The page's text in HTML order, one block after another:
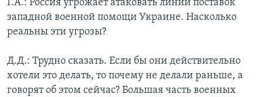
Г.А.: Россия угрожает атаковать линии поставок
западной военной помощи Украине. Насколько
реальны эти угрозы?
Д.Д.: Трудно сказать. Если бы они действительно
хотели это делать, то почему не делали раньше, а
говорят об этом сейчас? Большая часть военных